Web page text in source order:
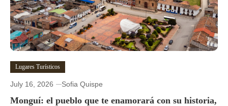
Lugares Turísticos
July 16, 2026 Sofia Quispe
Monguí: el pueblo que te enamorará con su historia,